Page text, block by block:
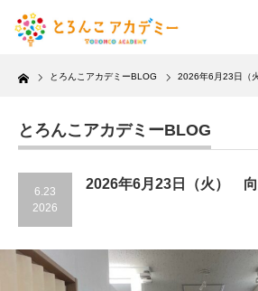
Home とろんこアカデミーBLOG 2026年6月23日（
とろんこアカデミーBLOG
6.23
2026
2026年6月23日（火）